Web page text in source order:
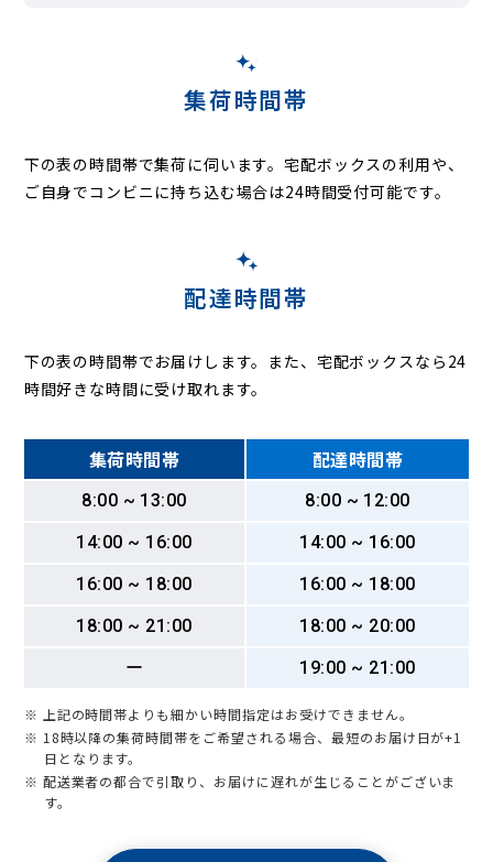
集荷時間帯
下の表の時間帯で集荷に伺います。宅配ボックスの利用や、
ご自身でコンビニに持ち込む場合は24時間受付可能です。
配達時間帯
下の表の時間帯でお届けします。また、宅配ボックスなら24
時間好きな時間に受け取れます。
集荷時間帯 配達時間帯
8:00 ~ 13:00
8:00 ~ 12:00
14:00 ~ 16:00
14:00 ~ 16:00
16:00 ~ 18:00
16:00 ~ 18:00
18:00 ~ 21:00
18:00 ~ 20:00
ー
19:00 ~ 21:00
※ 上記の時間帯よりも細かい時間指定はお受けできません。
※ 18時以降の集荷時間帯をご希望される場合、最短のお届け日が+1
日となります。
※ 配送業者の都合で引取り、お届けに遅れが生じることがございま
す。